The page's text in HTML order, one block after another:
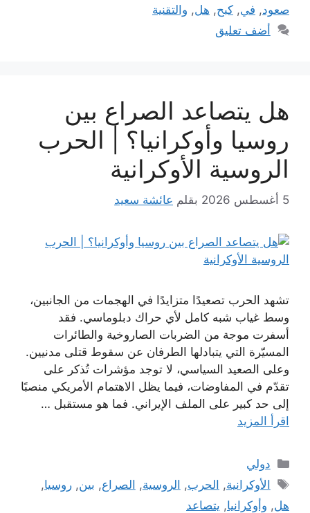
صعود, في, كبح, هل, والتقنية
أضف تعليق
هل يتصاعد الصراع بين
روسيا وأوكرانيا؟ | الحرب
الروسية الأوكرانية
5 أغسطس 2026 بقلم عائشة سعيد
تشهد الحرب تصعيدًا متزايدًا في الهجمات من الجانبين،
وسط غياب شبه كامل لأي حراك دبلوماسي. فقد
أسفرت موجة من الضربات الصاروخية والطائرات
المسيّرة التي يتبادلها الطرفان عن سقوط قتلى مدنيين.
وعلى الصعيد السياسي، لا توجد مؤشرات تُذكر على
تقدّم في المفاوضات، فيما يظل الاهتمام الأمريكي منصبًا
إلى حد كبير على الملف الإيراني. فما هو مستقبل …
اقرأ المزيد
التصنيفات
دولي
الوسوم
الأوكرانية, الحرب, الروسية, الصراع, بين,روسيا,
هل, وأوكرانيا, يتصاعد